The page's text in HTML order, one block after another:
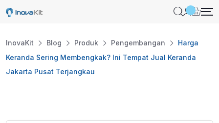
Skip
InovaKit Blog Produk Pengembangan
Harga
Keranda Sering Membengkak? Ini Tempat Jual Keranda
Jakarta Pusat Terjangkau